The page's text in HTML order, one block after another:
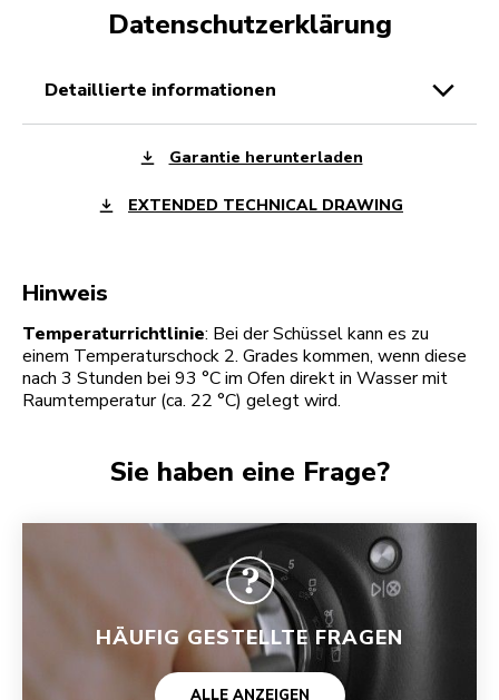
Datenschutzerklärung
detaillierte informationen
Garantie herunterladen
EXTENDED TECHNICAL DRAWING
Hinweis
Temperaturrichtlinie: Bei der Schüssel kann es zu
einem Temperaturschock 2. Grades kommen, wenn diese
nach 3 Stunden bei 93 °C im Ofen direkt in Wasser mit
Raumtemperatur (ca. 22 °C) gelegt wird.
Sie haben eine Frage?
HÄUFIG GESTELLTE FRAGEN
ALLE ANZEIGEN